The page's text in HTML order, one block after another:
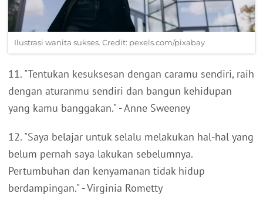
Ilustrasi wanita sukses. Credit: pexels.com/pixabay
11. "Tentukan kesuksesan dengan caramu sendiri, raih
dengan aturanmu sendiri dan bangun kehidupan
yang kamu banggakan." - Anne Sweeney
12. "Saya belajar untuk selalu melakukan hal-hal yang
belum pernah saya lakukan sebelumnya.
Pertumbuhan dan kenyamanan tidak hidup
berdampingan." - Virginia Rometty